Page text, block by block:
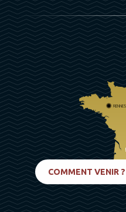
RENNES
COMMENT VENIR ?